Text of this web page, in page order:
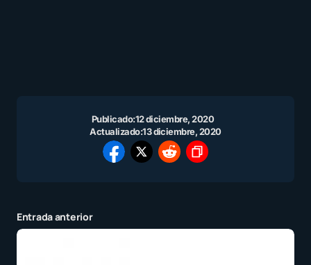
Publicado:12 diciembre, 2020
Actualizado:13 diciembre, 2020
Entrada anterior